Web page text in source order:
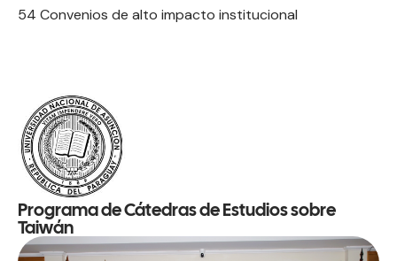
54 Convenios de alto impacto institucional
Programa de Cátedras de Estudios sobre
Taiwán